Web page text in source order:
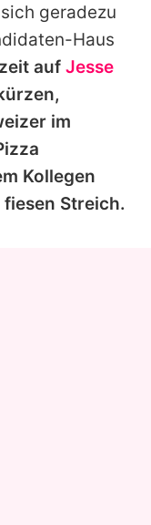
geradezu
Haus
auf Jesse
im
Kollegen
Streich.